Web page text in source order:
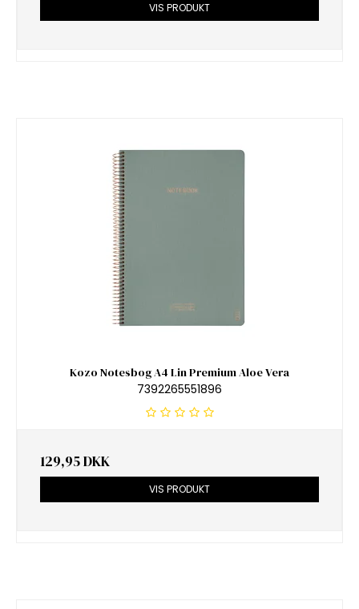
VIS PRODUKT
Kozo Notesbog A4 Lin Premium Aloe Vera
7392265551896
129,95 DKK
VIS PRODUKT